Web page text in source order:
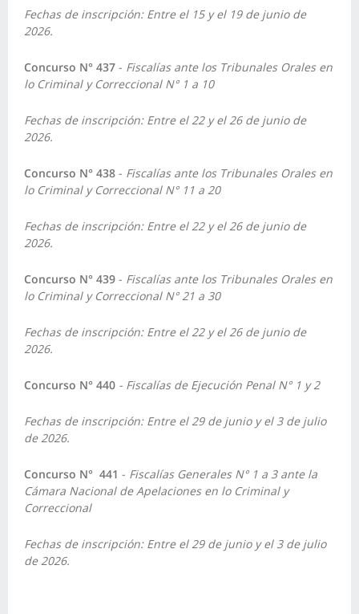
Fechas de inscripción: Entre el 15 y el 19 de junio de
2026.
Concurso N° 437 - Fiscalías ante los Tribunales Orales en
lo Criminal y Correccional N° 1 a 10
Fechas de inscripción: Entre el 22 y el 26 de junio de
2026.
Concurso N° 438 - Fiscalías ante los Tribunales Orales en
lo Criminal y Correccional N° 11 a 20
Fechas de inscripción: Entre el 22 y el 26 de junio de
2026.
Concurso N° 439 - Fiscalías ante los Tribunales Orales en
lo Criminal y Correccional N° 21 a 30
Fechas de inscripción: Entre el 22 y el 26 de junio de
2026.
Concurso N° 440 - Fiscalías de Ejecución Penal N° 1 y 2
Fechas de inscripción: Entre el 29 de junio y el 3 de julio
de 2026.
Concurso N° 441 - Fiscalías Generales N° 1 a 3 ante la
Cámara Nacional de Apelaciones en lo Criminal y
Correccional
Fechas de inscripción: Entre el 29 de junio y el 3 de julio
de 2026.